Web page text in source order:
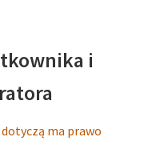
i
ma prawo